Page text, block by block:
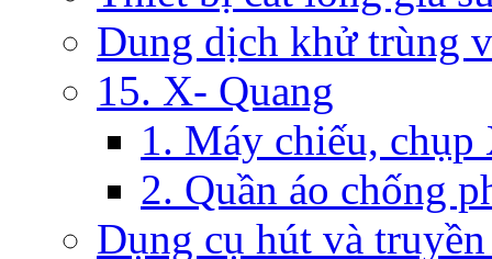
Dung dịch khử trùng
15. X- Quang
1. Máy chiếu, chụp
2. Quần áo chống
Dụng cụ hút và